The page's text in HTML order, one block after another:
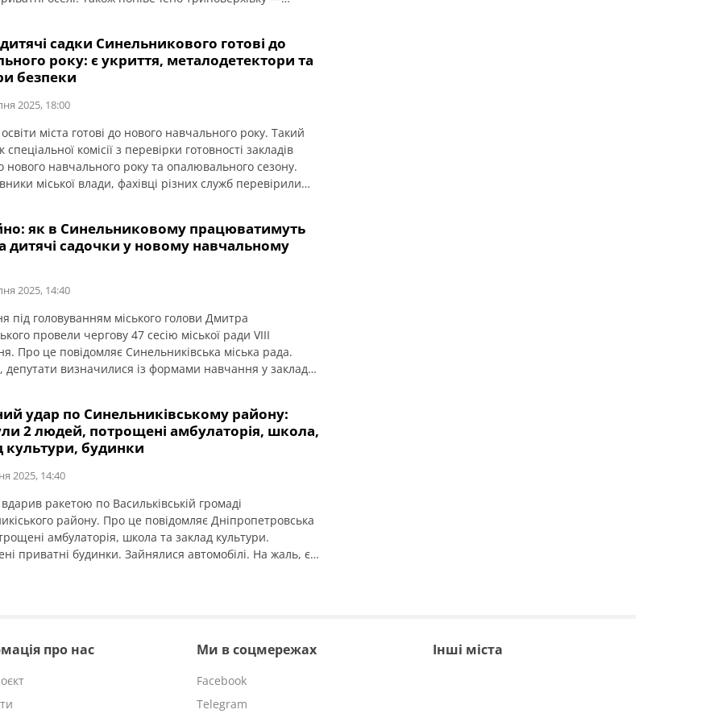
дитячі садки Синельникового готові до
року: є укриття, металодетектори та
безпеки
2025, 18:00
міста готові до нового навчального року. Такий
спеціальної комісії з перевірки готовності закладів
нового навчального року та опалювального сезону.
міської влади, фахівці різних служб перевірили
Синельниківська міська рада. Основний
час перевірки […]
як в Синельниковому працюватимуть
дитячі садочки у новому навчальному
2025, 14:40
під головуванням міського голови Дмитра
провели чергову 47 сесію міської ради VІІІ
Про це повідомляє Синельниківська міська рада.
депутати визначилися із формами навчання у закладах
удар по Синельниківському району:
2 людей, потрощені амбулаторія, школа,
культури, будинки
2025, 14:40
ракетою по Васильківській громаді
району. Про це повідомляє Дніпропетровська
амбулаторія, школа та заклад культури.
приватні будинки. Зайнялися автомобілі. На жаль, є й
про нас Ми в соцмережах
Facebook
Telegram
Інші міста